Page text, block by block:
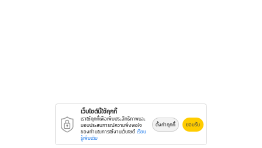
เว็บไซต์นี้ใช้คุกกี้
เราใช้คุกกี้เพื่อเพิ่มประสิทธิภาพและ
มอบประสบการณ์ความพึงพอใจ
ของท่านในการใช้งานเว็บไซต์ เรียน
รู้เพิ่มเติม
ตั้งค่าคุกกี้ ยอมรับ